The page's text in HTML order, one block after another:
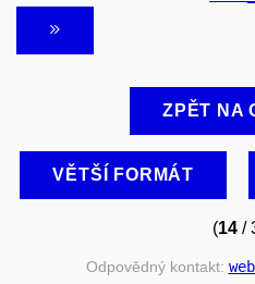
ZPĚT NA
VĚTŠÍ FORMÁT
(14 /
Odpovědný kontakt: